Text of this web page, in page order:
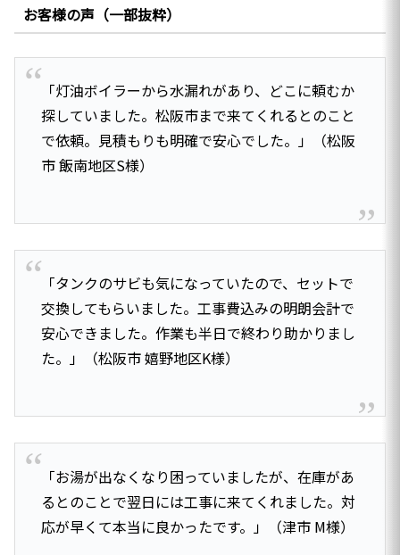
お客様の声（一部抜粋）
「灯油ボイラーから水漏れがあり、どこに頼むか
探していました。松阪市まで来てくれるとのこと
で依頼。見積もりも明確で安心でした。」（松阪
市 飯南地区S様）
「タンクのサビも気になっていたので、セットで
交換してもらいました。工事費込みの明朗会計で
安心できました。作業も半日で終わり助かりまし
た。」（松阪市 嬉野地区K様）
「お湯が出なくなり困っていましたが、在庫があ
るとのことで翌日には工事に来てくれました。対
応が早くて本当に良かったです。」（津市 M様）